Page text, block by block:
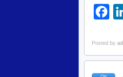
Posted by